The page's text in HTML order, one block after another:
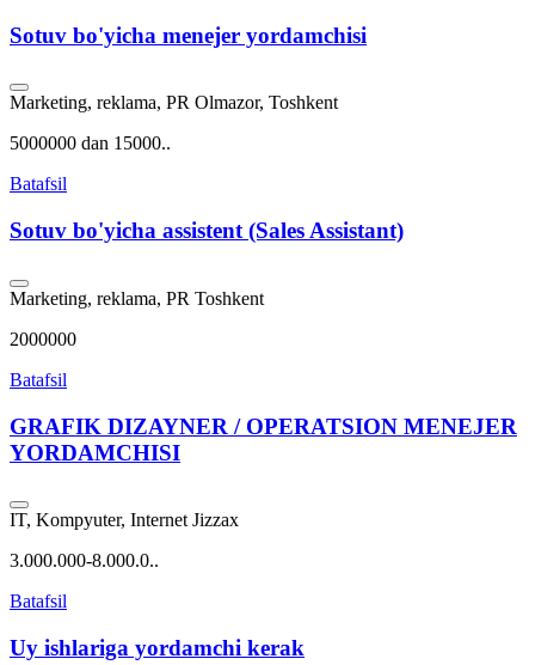
Sotuv bo'yicha menejer yordamchisi
Marketing, reklama, PR Olmazor, Toshkent
5000000 dan 15000..
Batafsil
Sotuv bo'yicha assistent (Sales Assistant)
Marketing, reklama, PR Toshkent
2000000
Batafsil
GRAFIK DIZAYNER / OPERATSION MENEJER
YORDAMCHISI
IT, Kompyuter, Internet Jizzax
3.000.000-8.000.0..
Batafsil
Uy ishlariga yordamchi kerak